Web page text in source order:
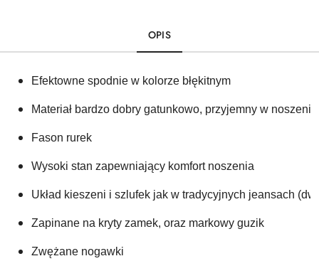
OPIS
Efektowne spodnie w kolorze błękitnym
Materiał bardzo dobry gatunkowo, przyjemny w
Fason rurek
Wysoki stan zapewniający komfort noszenia
Układ kieszeni i szlufek jak w tradycyjnych jeansach
Zapinane na kryty zamek, oraz markowy guzik
Zwężane nogawki